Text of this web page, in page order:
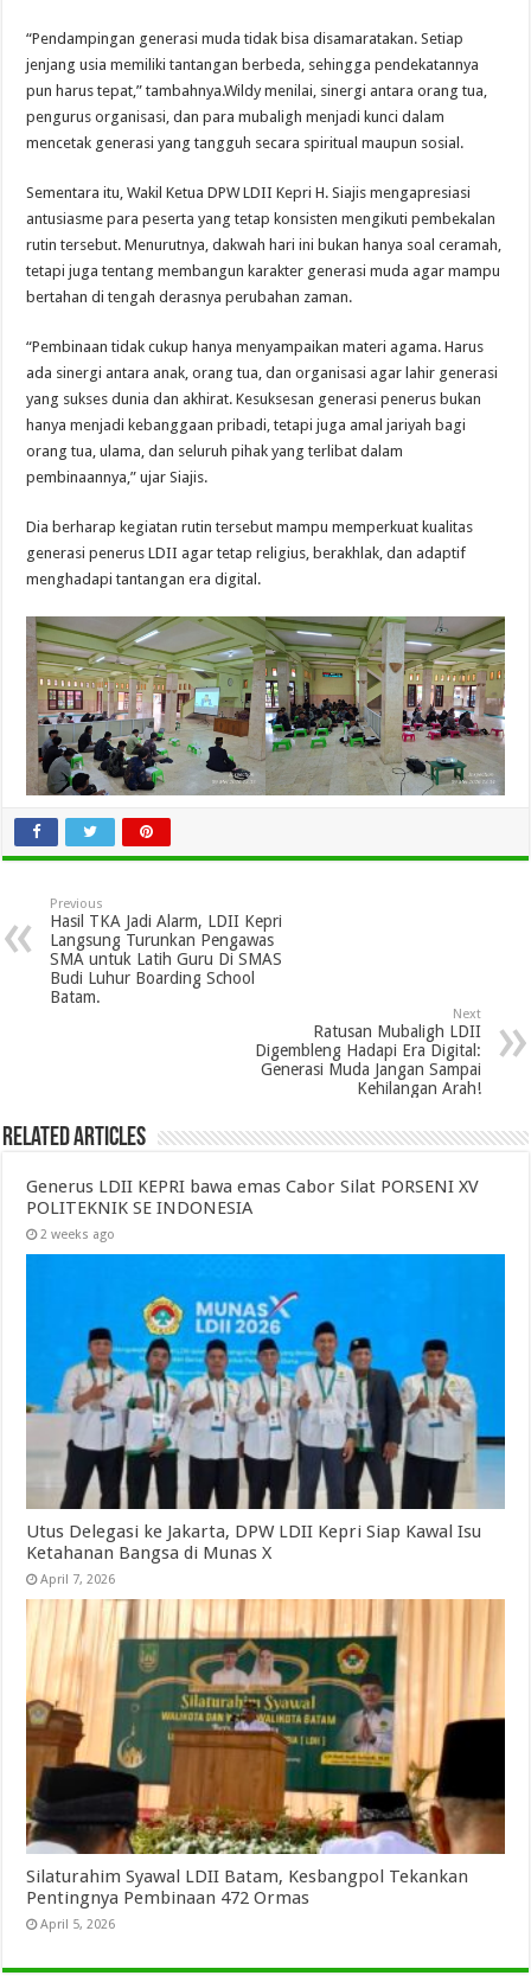
“Pendampingan generasi muda tidak bisa disamaratakan. Setiap
jenjang usia memiliki tantangan berbeda, sehingga pendekatannya
pun harus tepat,” tambahnya.Wildy menilai, sinergi antara orang tua,
pengurus organisasi, dan para mubaligh menjadi kunci dalam
mencetak generasi yang tangguh secara spiritual maupun sosial.
Sementara itu, Wakil Ketua DPW LDII Kepri H. Siajis mengapresiasi
antusiasme para peserta yang tetap konsisten mengikuti pembekalan
rutin tersebut. Menurutnya, dakwah hari ini bukan hanya soal ceramah,
tetapi juga tentang membangun karakter generasi muda agar mampu
bertahan di tengah derasnya perubahan zaman.
“Pembinaan tidak cukup hanya menyampaikan materi agama. Harus
ada sinergi antara anak, orang tua, dan organisasi agar lahir generasi
yang sukses dunia dan akhirat. Kesuksesan generasi penerus bukan
hanya menjadi kebanggaan pribadi, tetapi juga amal jariyah bagi
orang tua, ulama, dan seluruh pihak yang terlibat dalam
pembinaannya,” ujar Siajis.
Dia berharap kegiatan rutin tersebut mampu memperkuat kualitas
generasi penerus LDII agar tetap religius, berakhlak, dan adaptif
menghadapi tantangan era digital.
Previous
Hasil TKA Jadi Alarm, LDII Kepri
Langsung Turunkan Pengawas
SMA untuk Latih Guru Di SMAS
Budi Luhur Boarding School
Batam.
Next
Ratusan Mubaligh LDII
Digembleng Hadapi Era Digital:
Generasi Muda Jangan Sampai
Kehilangan Arah!
Related Articles
Generus LDII KEPRI bawa emas Cabor Silat PORSENI XV
POLITEKNIK SE INDONESIA
2 weeks ago
Utus Delegasi ke Jakarta, DPW LDII Kepri Siap Kawal Isu
Ketahanan Bangsa di Munas X
April 7, 2026
Silaturahim Syawal LDII Batam, Kesbangpol Tekankan
Pentingnya Pembinaan 472 Ormas
April 5, 2026